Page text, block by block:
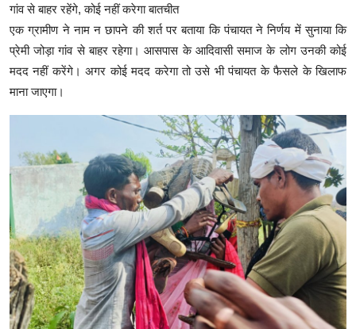
गांव से बाहर रहेंगे, कोई नहीं करेगा बातचीत
एक ग्रामीण ने नाम न छापने की शर्त पर बताया कि पंचायत ने निर्णय में सुनाया कि
प्रेमी जोड़ा गांव से बाहर रहेगा। आसपास के आदिवासी समाज के लोग उनकी कोई
मदद नहीं करेंगे। अगर कोई मदद करेगा तो उसे भी पंचायत के फैसले के खिलाफ
माना जाएगा।